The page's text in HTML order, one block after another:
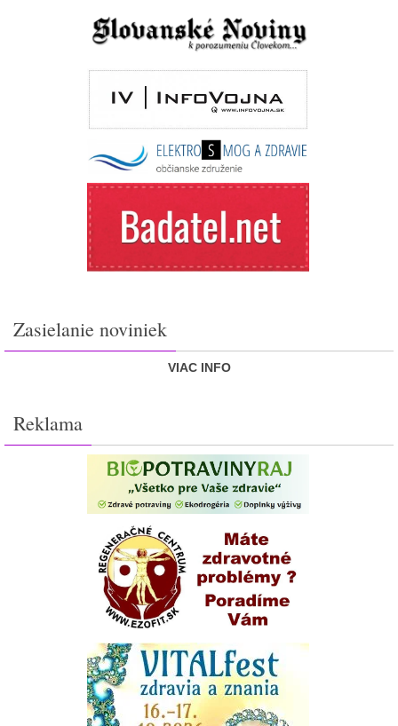
Zasielanie noviniek
VIAC INFO
Reklama